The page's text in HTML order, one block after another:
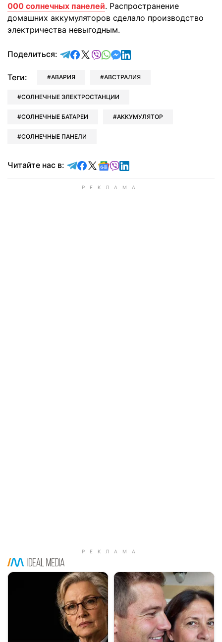
000 солнечных панелей. Распространение
домашних аккумуляторов сделало производство
электричества невыгодным.
Поделиться: отправить в Telegram
поделиться в Facebook
поделиться в X
отправить в Viber
отправить в Whatsapp
отправить в Messenger
отправить в LinkedIn
Теги: АВАРИЯ АВСТРАЛИЯ
СОЛНЕЧНЫЕ ЭЛЕКТРОСТАНЦИИ
СОЛНЕЧНЫЕ БАТАРЕИ АККУМУЛЯТОР
СОЛНЕЧНЫЕ ПАНЕЛИ
Читайте нас в: Читайте в Telegram
Читайте в Facebook
Читайте в X
Читайте в Google news
Читайте в Viber
Читайте в LinkedIn